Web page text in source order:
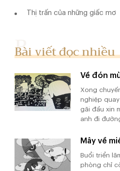
Thị trấn của những giấc mơ
Bài viết đọc nhiều
Về đón
Xong
nghiệp
gãi đầu xin
anh đi
Mây về
Buổi triển
phòng chỉ